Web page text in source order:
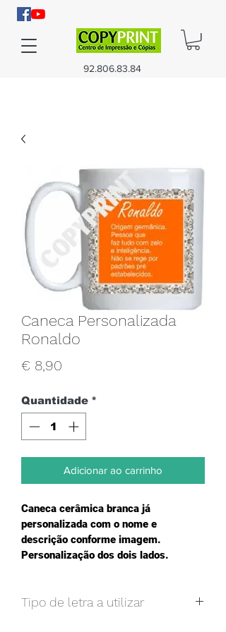
92.806.83.84
Caneca Personalizada
Ronaldo
€ 8,90
Quantidade *
Adicionar ao carrinho
Caneca cerâmica branca já
personalizada com o nome e
descrição conforme imagem.
Personalização dos dois lados.
Tipo de letra a utilizar